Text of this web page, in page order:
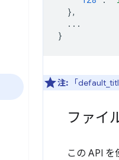
},
...
}
注: 「
ファイ
この API を